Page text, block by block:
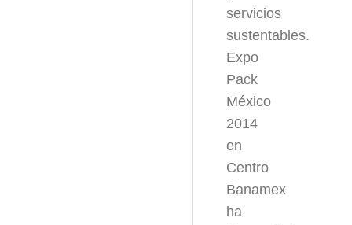
servicios
sustentables.
Expo
Pack
México
2014
en
Centro
Banamex
ha